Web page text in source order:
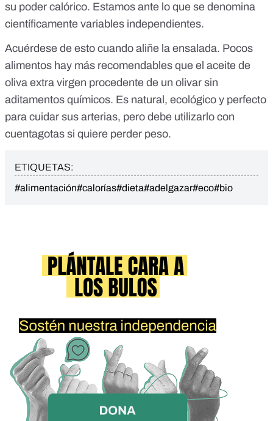
su poder calórico. Estamos ante lo que se denomina
científicamente variables independientes.
Acuérdese de esto cuando aliñe la ensalada. Pocos
alimentos hay más recomendables que el aceite de
oliva extra virgen procedente de un olivar sin
aditamentos químicos. Es natural, ecológico y perfecto
para cuidar sus arterias, pero debe utilizarlo con
cuentagotas si quiere perder peso.
ETIQUETAS:
#alimentación#calorías#dieta#adelgazar#eco#bio